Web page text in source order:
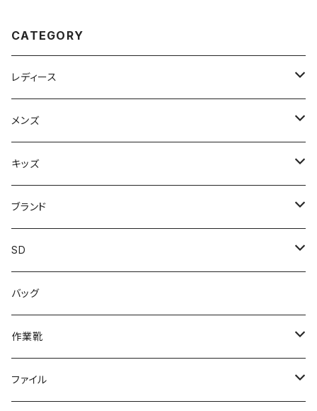
CATEGORY
レディース
スニーカー
上履き/スリッパ
レインシューズ
カジュアル
サンダル/クロッグ
ブーツ
作業靴
フォーマル/ビジネス/通学靴
学生靴
メンズ
サンダル・スリッパ
メンズ\レインシューズ
スニーカー
上履き/スリッパ
カジュアル
スニーカー
レインシューズ
キッズ
スニーカー
レインシューズ
カジュアル
サンダル/クロッグ
フォーマル
アウトドア/トレッキング
ブランド
ブランド1
アディダス adidas
アシックス asics
ブランド3
ヨネックス YONEX
日進ゴム
アディダス
ブランド2
SD
エムディ企画
バッグ
作業靴
足袋
ファイル